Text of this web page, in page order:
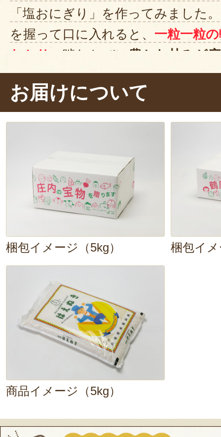
「塩おにぎり」を作ってみました
を握って口に入れると、 一粒一粒
わかり
、噛むたびに 豊かな甘みが
このしっかりとした粒感は、タレ
パラパラに仕上げたい炒飯にも相
な食べ方でもお米の存在感が引き
お届けについて
梱包イメージ（5kg） 梱包イ
商品イメージ（5kg）